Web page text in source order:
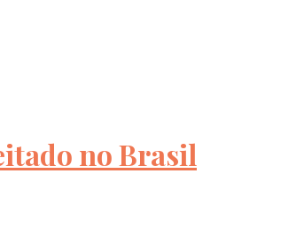
no Brasil